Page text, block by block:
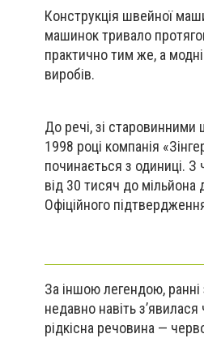
Конструкція швейної
машинок тривало
практично тим же, а
виробів.
До речі, зі
1998 році компанія
починається з одиниці. З
від 30 тисяч до
Офіційного
http://
За іншою легендою, ранні
недавно навіть
рідкісна речовина —